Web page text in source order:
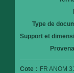
Type de
Support et
Cote : FR ANOM